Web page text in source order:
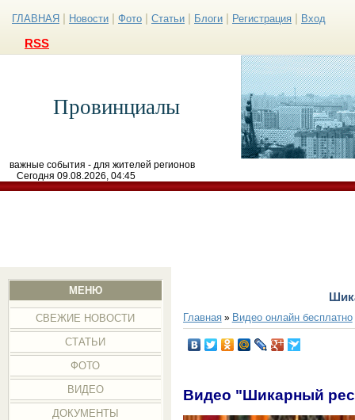
ГЛАВНАЯ Новости Фото Статьи Блоги Регистрация Вход
RSS
Провинциалы
важные события - для жителей регионов
Сегодня 09.08.2026, 04:45
МЕНЮ
СВЕЖИЕ НОВОСТИ
СТАТЬИ
ФОТО
ВИДЕО
ДОКУМЕНТЫ
Главная» Видео онлайн бесплатно
Видео "Шикарный